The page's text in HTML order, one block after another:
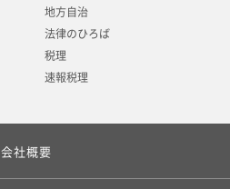
地方自治
法律のひろば
税理
速報税理
会社概要